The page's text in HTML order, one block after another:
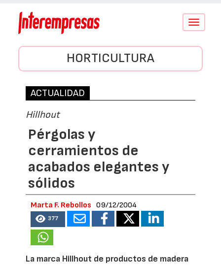
Conmutar
HORTICULTURA
ACTUALIDAD
Hillhout
Pérgolas y
cerramientos de
acabados elegantes y
sólidos
Marta F. Rebollos 09/12/2004
377
La marca Hillhout de productos de madera